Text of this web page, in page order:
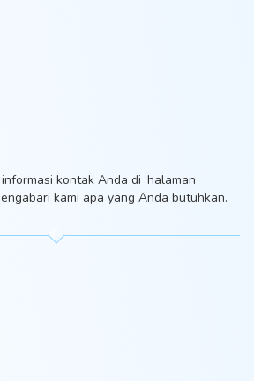
kontak Anda di ‘halaman
kami apa yang Anda butuhkan.